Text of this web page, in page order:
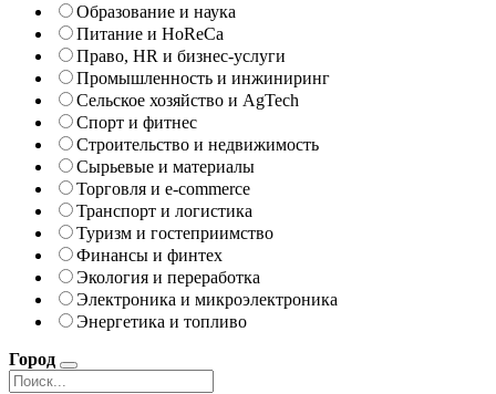
Образование и наука
Питание и HoReCa
Право, HR и бизнес-услуги
Промышленность и инжиниринг
Сельское хозяйство и AgTech
Спорт и фитнес
Строительство и недвижимость
Сырьевые и материалы
Торговля и e-commerce
Транспорт и логистика
Туризм и гостеприимство
Финансы и финтех
Экология и переработка
Электроника и микроэлектроника
Энергетика и топливо
Город